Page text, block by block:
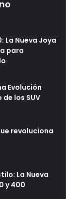
La Nueva Joya
para
Evolución
los SUV
revoluciona
La Nueva
y 400